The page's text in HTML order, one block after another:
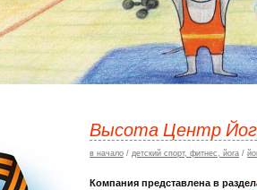
Высота Центр
в начало / детский спорт, фитнес, йога /
Компания представлена в